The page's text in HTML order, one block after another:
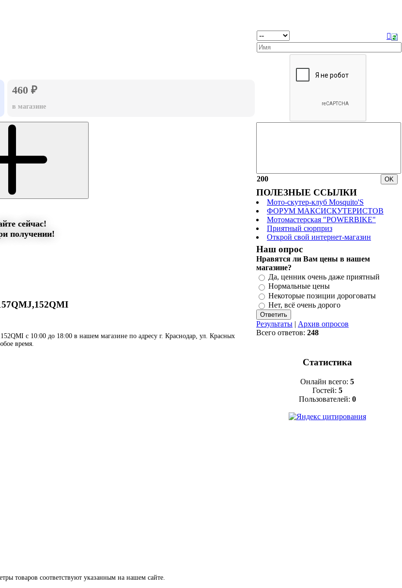
460 ₽
в магазине
сейчас!
получении!
с 10:00 до 18:00 в нашем магазине по адресу г. Краснодар, ул. Красных
время.
товаров соответствуют указанным на нашем сайте.
200
ПОЛЕЗНЫЕ ССЫЛКИ
Мото-скутер-клуб Mosquito'S
ФОРУМ МАКСИСКУТЕРИСТОВ
Мотомастерская "POWERBIKE"
Приятный сюрприз
Открой свой интернет-магазин
Наш опрос
Нравятся ли Вам цены в нашем
магазине?
Да, ценник очень даже приятный
Нормальные цены
Некоторые позиции дороговаты
Нет, всё очень дорого
Результаты | Архив опросов
Всего ответов: 248
Статистика
Онлайн всего: 5
Гостей: 5
Пользователей: 0